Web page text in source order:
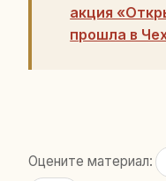
акция
прошла в
Оцените материал: